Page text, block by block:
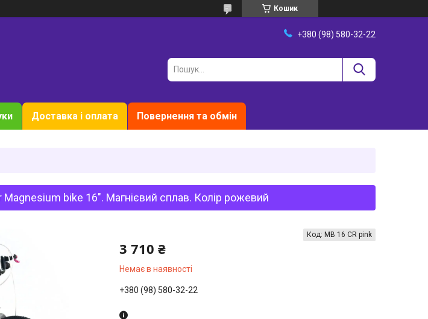
Кошик
+380 (98) 580-32-22
Доставка і оплата Повернення та обмін
bike 16". Магнієвий сплав. Колір рожевий
3 710 ₴
Немає в наявності
Код: MB 16 СR pink
+380 (98) 580-32-22